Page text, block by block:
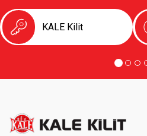
KALE Kilit